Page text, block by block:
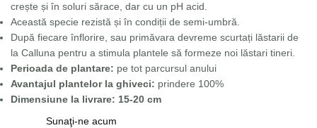
crește și în soluri sărace, dar cu un pH acid.
Această specie rezistă și în condiții de semi-umbră.
După fiecare înflorire, sau primăvara devreme scurtați lăstarii de
la Calluna pentru a stimula plantele să formeze noi lăstari tineri.
Perioada de plantare: pe tot parcursul anului
Avantajul plantelor la ghiveci: prindere 100%
Dimensiune la livrare: 15-20 cm
Sunaţi-ne acum